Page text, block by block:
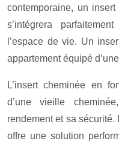
contemporaine, un
s’intégrera
l’espace de vie. Un
appartement équipé
L’insert cheminée en
d’une vieille
rendement et sa sécurité.
offre une solution